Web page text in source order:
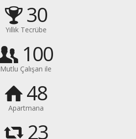
30
Yıllık Tecrübe
100
Mutlu Çalışan ile
48
Apartmana
23